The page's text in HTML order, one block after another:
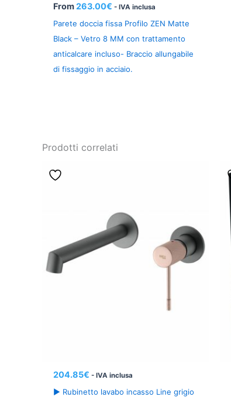
From263.00€ - IVA inclusa
Parete doccia fissa Profilo ZEN Matte
Black – Vetro 8 MM con trattamento
anticalcare incluso- Braccio allungabile
di fissaggio in acciaio.
Prodotti correlati
204.85€ - IVA inclusa
► Rubinetto lavabo incasso Line grigio